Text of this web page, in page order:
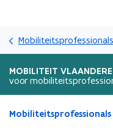
Mobiliteitsprofessionals
MOBILITEIT
voor
Gedaan
Mobiliteitsprofessionals